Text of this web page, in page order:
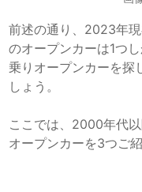
前述の通り、2023年
のオープンカーは1つ
乗りオープンカーを探
しょう。
ここでは、2000年代
オープンカーを3つご紹